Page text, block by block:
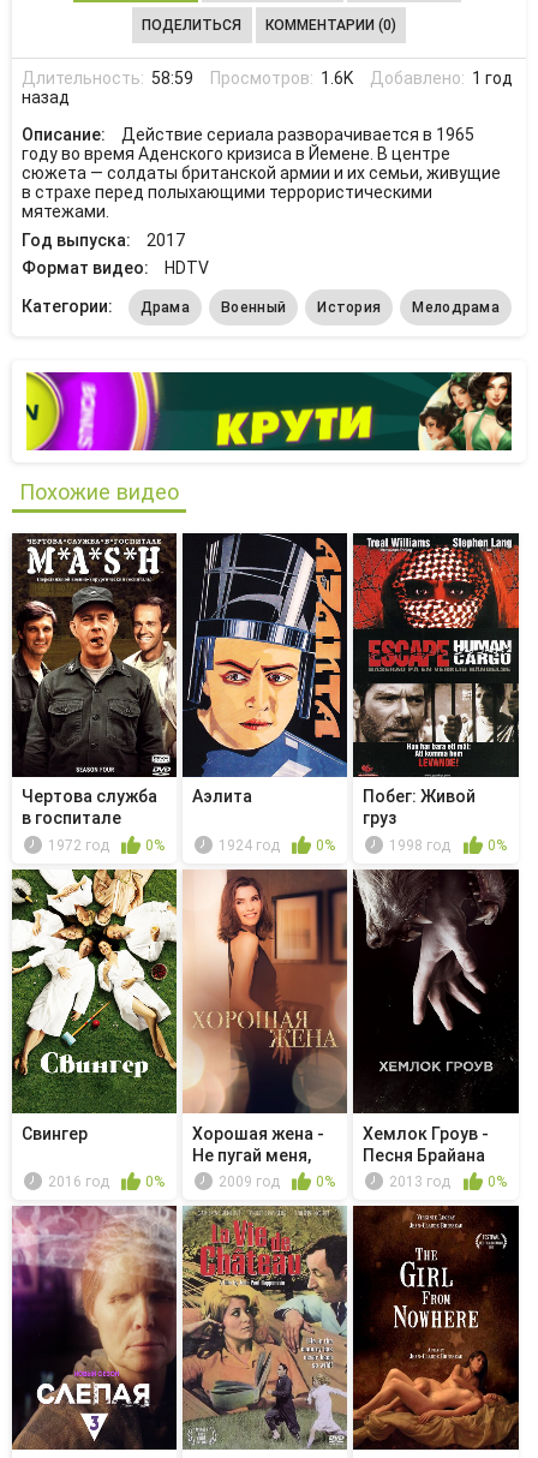
ПОДЕЛИТЬСЯ КОММЕНТАРИИ (0)
Длительность: 58:59 Просмотров: 1.6K Добавлено: 1 год
назад
Описание:
Действие сериала разворачивается в 1965
году во время Аденского кризиса в Йемене. В центре
сюжета — солдаты британской армии и их семьи, живущие
в страхе перед полыхающими террористическими
мятежами.
Год выпуска:
2017
Формат видео:
HDTV
Категории:
Драма Военный История Мелодрама
Похожие видео
Чертова служба
в гoспитале
M*A*S*H - ...
1972 год 0%
Аэлита
1924 год 0%
Побег: Живой
груз
1998 год 0%
Свингер
2016 год 0%
Хорошая жена -
Не пугай меня,
бро2009 год 0%
Хемлок Гроув -
Песня Брайана
2013 год 0%